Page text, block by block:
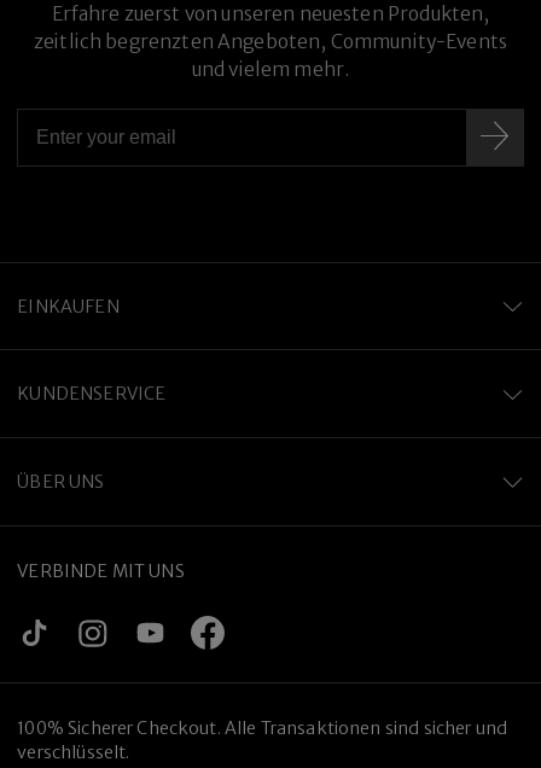
Erfahre zuerst von unseren neuesten Produkten,
zeitlich begrenzten Angeboten, Community-Events
und vielem mehr.
EINKAUFEN
KUNDENSERVICE
ÜBER UNS
VERBINDE MIT UNS
100% Sicherer Checkout. Alle Transaktionen sind sicher und
verschlüsselt.